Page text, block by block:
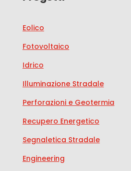
Eolico
Fotovoltaico
Idrico
Illuminazione Stradale
Perforazioni e Geotermia
Recupero Energetico
Segnaletica Stradale
Engineering